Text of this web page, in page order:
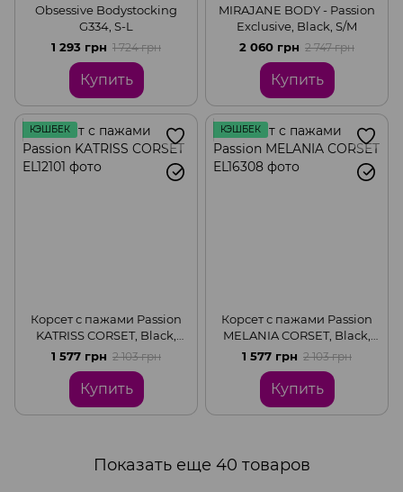
Obsessive Bodystocking
G334, S-L
1 293 грн 1 724 грн
Купить
MIRAJANE BODY - Passion
Exclusive, Black, S/M
2 060 грн 2 747 грн
Купить
КЭШБЕК
Корсет с пажами Passion
KATRISS CORSET, Black,
L/XL
1 577 грн 2 103 грн
Купить
КЭШБЕК
Корсет с пажами Passion
MELANIA CORSET, Black,
S/M
1 577 грн 2 103 грн
Купить
Показать еще 40 товаров